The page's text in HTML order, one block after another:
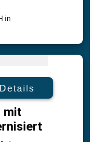
in
Details
mit